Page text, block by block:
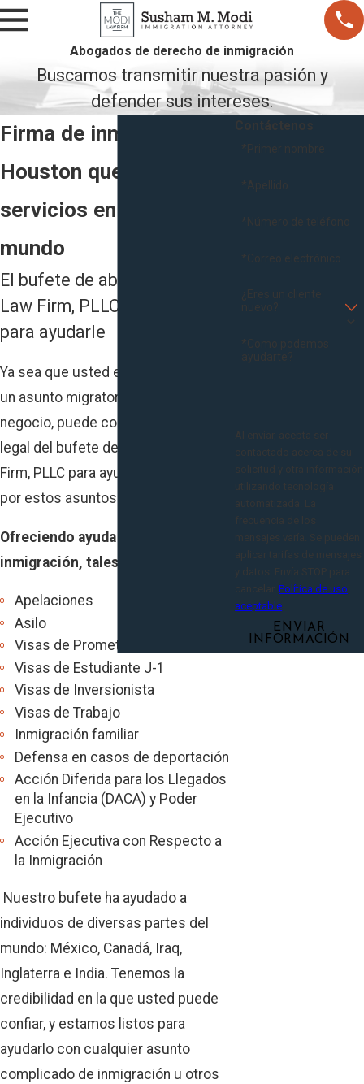
Abogados de derecho de inmigración
Buscamos transmitir nuestra pasión y
defender sus intereses.
Firma de inmigración de
Houston que presta
servicios en todo el
mundo
El bufete de abogados Modi
Law Firm, PLLC está listo
para ayudarle
Ya sea que usted está lidiando con
un asunto migratorio de familia o de
negocio, puede contar con el equipo
legal del bufete de The Modi Law
Firm, PLLC para ayudar a orientarlo
por estos asuntos complejos.
Ofreciendo ayuda en asuntos de
inmigración, tales como:
Apelaciones
Asilo
Visas de Prometido K-1
Visas de Estudiante J-1
Visas de Inversionista
Visas de Trabajo
Inmigración familiar
Defensa en casos de deportación
Acción Diferida para los Llegados
en la Infancia (DACA) y Poder
Ejecutivo
Acción Ejecutiva con Respecto a
la Inmigración
Nuestro bufete ha ayudado a
individuos de diversas partes del
mundo: México, Canadá, Iraq,
Inglaterra e India. Tenemos la
credibilidad en la que usted puede
confiar, y estamos listos para
ayudarlo con cualquier asunto
complicado de inmigración u otros
Contáctenos
*Primer nombre
*Apellido
*Número de teléfono
*Correo electrónico
¿Eres un cliente
nuevo?
*Como podemos
ayudarte?
Al enviar, acepta ser
contactado acerca de su
solicitud y otra información
utilizando tecnología
automatizada. La
frecuencia de los
mensajes varía. Se pueden
aplicar tarifas de mensajes
y datos. Envía STOP para
cancelar.Política de uso
aceptable
ENVIAR
INFORMACIÓN